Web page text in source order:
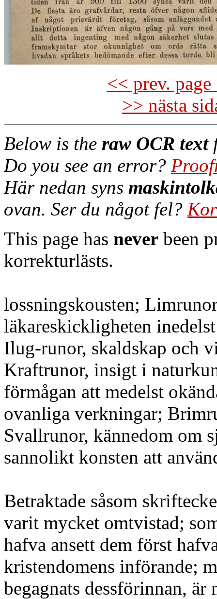
<< prev.
>> nästa
Below is the raw OCR text
Do you see an error?
Här nedan syns
ovan. Ser du något fel?
This page has never been
korrekturlästs.
lossningskousten;
läkareskickligheten
Ilug-runor, skaldskap och
Kraftrunor, insigt i
förmågan att medelst
ovanliga verkningar;
Svallrunor, kännedom om
sannolikt konsten att
Betraktade såsom
varit mycket omtvistad;
hafva ansett dem först
kristendomens införande;
begagnats dessförinnan,